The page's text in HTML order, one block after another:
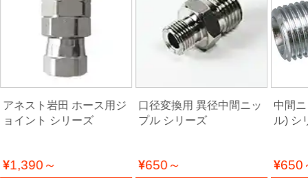
ペ
ー
パ
磨
アネスト岩田 ホース用ジ
ョイント シリーズ
1,390～
口径変換用 異径中間ニッ
プル シリーズ
650～
中間
ル) シ
650